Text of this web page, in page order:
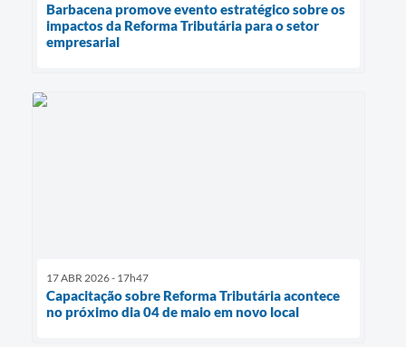
Barbacena promove evento estratégico sobre os
impactos da Reforma Tributária para o setor
empresarial
17 ABR 2026 - 17h47
Capacitação sobre Reforma Tributária acontece
no próximo dia 04 de maio em novo local